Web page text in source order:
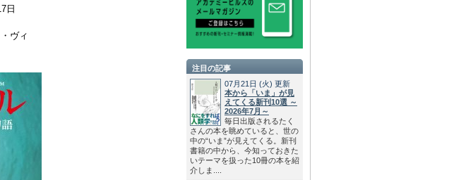
日
ヴィ
注目の記事
07月21日 (火) 更新
本から「いま」が見
えてくる新刊10選 ～
2026年7月～
毎日出版されるたく
さんの本を眺めていると、世の
中の“いま”が見えてくる。新刊
書籍の中から、今知っておきた
いテーマを扱った10冊の本を紹
介しま....